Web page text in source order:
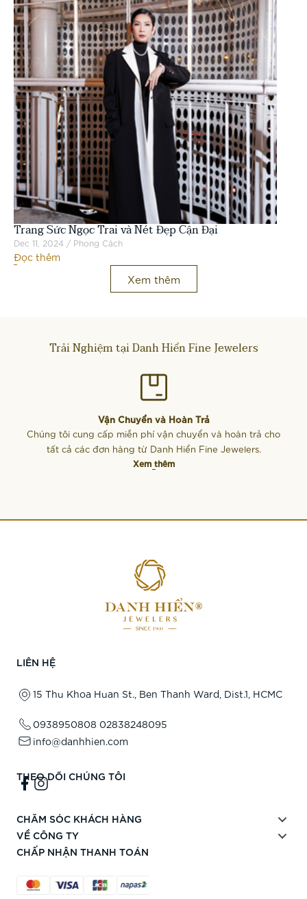
Trang Sức Ngọc Trai và Nét Đẹp Cận Đại
Dec 11, 2024 / Phong Cách
Đọc thêm
Xem thêm
Trải Nghiệm tại Danh Hiển Fine Jewelers
Vận Chuyển và Hoàn Trả
Chúng tôi cung cấp miễn phí vận chuyển và hoàn trả cho
tất cả các đơn hàng từ Danh Hiển Fine Jewelers.
Xem thêm
LIÊN HỆ
15 Thu Khoa Huan St., Ben Thanh Ward, Dist.1, HCMC
0938950808 02838248095
info@danhhien.com
THEO DÕI CHÚNG TÔI
CHĂM SÓC KHÁCH HÀNG
VỀ CÔNG TY
CHẤP NHẬN THANH TOÁN